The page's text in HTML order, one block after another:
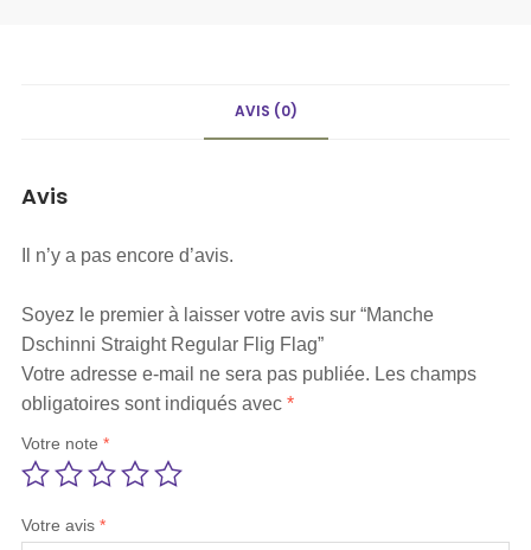
AVIS (0)
Avis
Il n’y a pas encore d’avis.
Soyez le premier à laisser votre avis sur “Manche
Dschinni Straight Regular Flig Flag”
Votre adresse e-mail ne sera pas publiée. Les champs
obligatoires sont indiqués avec *
Votre note *
Votre avis *